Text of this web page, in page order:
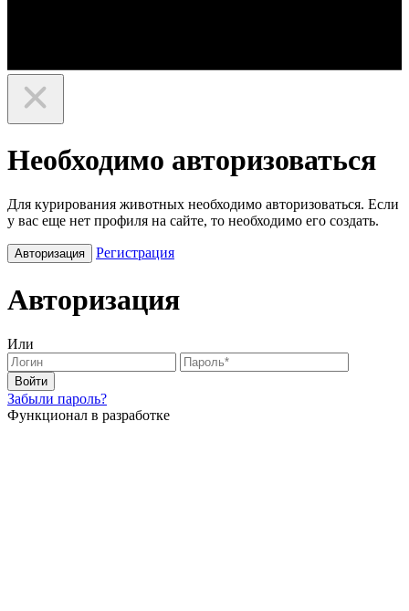
Необходимо авторизоваться
Для курирования животных необходимо авторизоваться. Если
у вас еще нет профиля на сайте, то необходимо его создать.
Авторизация Регистрация
Авторизация
Или
Войти
Забыли пароль?
Функционал в разработке